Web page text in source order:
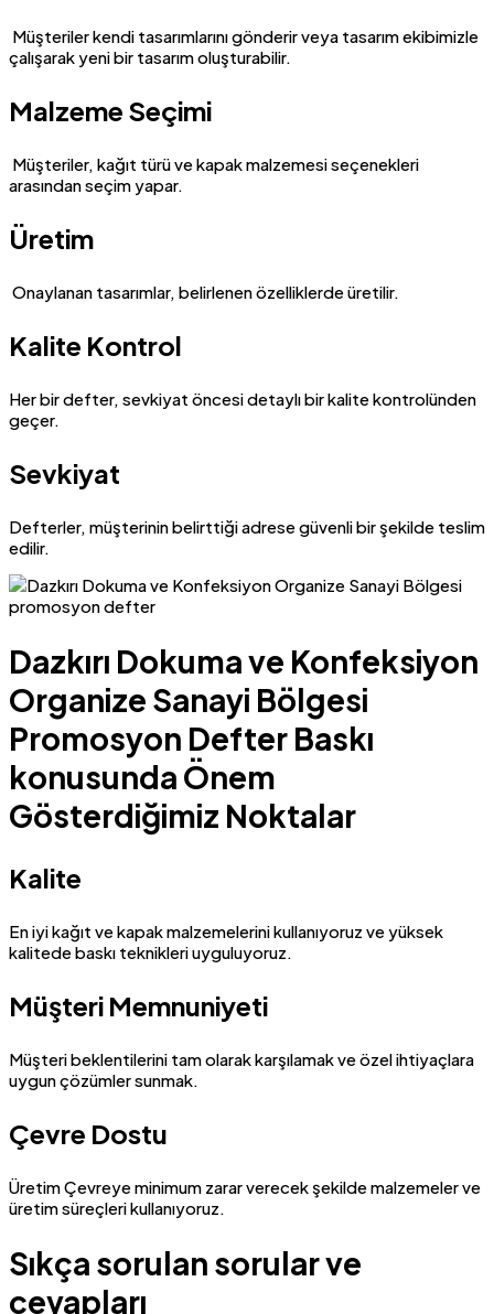
Müşteriler kendi tasarımlarını gönderir veya tasarım ekibimizle
çalışarak yeni bir tasarım oluşturabilir.
Malzeme Seçimi
Müşteriler, kağıt türü ve kapak malzemesi seçenekleri
arasından seçim yapar.
Üretim
Onaylanan tasarımlar, belirlenen özelliklerde üretilir.
Kalite Kontrol
Her bir defter, sevkiyat öncesi detaylı bir kalite kontrolünden
geçer.
Sevkiyat
Defterler, müşterinin belirttiği adrese güvenli bir şekilde teslim
edilir.
Dazkırı Dokuma ve Konfeksiyon
Organize Sanayi Bölgesi
Promosyon Defter Baskı
konusunda Önem
Gösterdiğimiz Noktalar
Kalite
En iyi kağıt ve kapak malzemelerini kullanıyoruz ve yüksek
kalitede baskı teknikleri uyguluyoruz.
Müşteri Memnuniyeti
Müşteri beklentilerini tam olarak karşılamak ve özel ihtiyaçlara
uygun çözümler sunmak.
Çevre Dostu
Üretim Çevreye minimum zarar verecek şekilde malzemeler ve
üretim süreçleri kullanıyoruz.
Sıkça sorulan sorular ve
cevapları